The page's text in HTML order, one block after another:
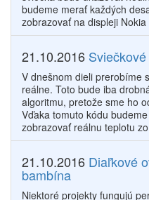
budeme merať každých
zobrazovať na displeji Nokia
21.10.2016
V dnešnom dieli prerobíme
reálne. Toto bude iba
algoritmu, pretože sme ho
Vďaka tomuto kódu
zobrazovať reálnu teplotu
21.10.2016 Diaľkové
bambína
Niektoré projekty fungujú